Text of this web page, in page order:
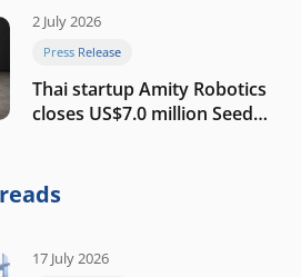
2 July 2026
Press Release
Thai startup Amity Robotics
closes US$7.0 million Seed
company
17 July 2026